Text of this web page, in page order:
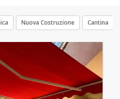
Nuova Costruzione Cantina